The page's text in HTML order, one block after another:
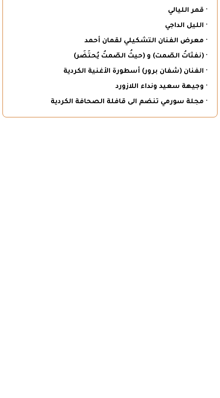
· قمر الليالي
· الليل الداجي
· معرض الفنان التشكيلي لقمان أحمد
· (نفثاتُ الصّمت) و (حيثُ الصّمتُ يُحتَضَر)
· الفنان (شفان برور) أسطورة الأغنية الكردية
· وجيهة سعيد ونداء اللازورد
· مجلة سورمي تنضم الى قافلة الصحافة الكردية